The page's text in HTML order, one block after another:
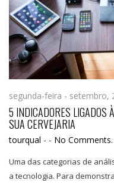
segunda-feira - setembro,
5 INDICADORES LIGADOS
SUA CERVEJARIA
tourqual - - No Comments.
Uma das categorias de
a tecnologia. Para